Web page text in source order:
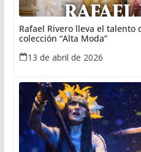
Rafael Rivero lleva el talento
colección “Alta Moda”
13 de abril de 2026